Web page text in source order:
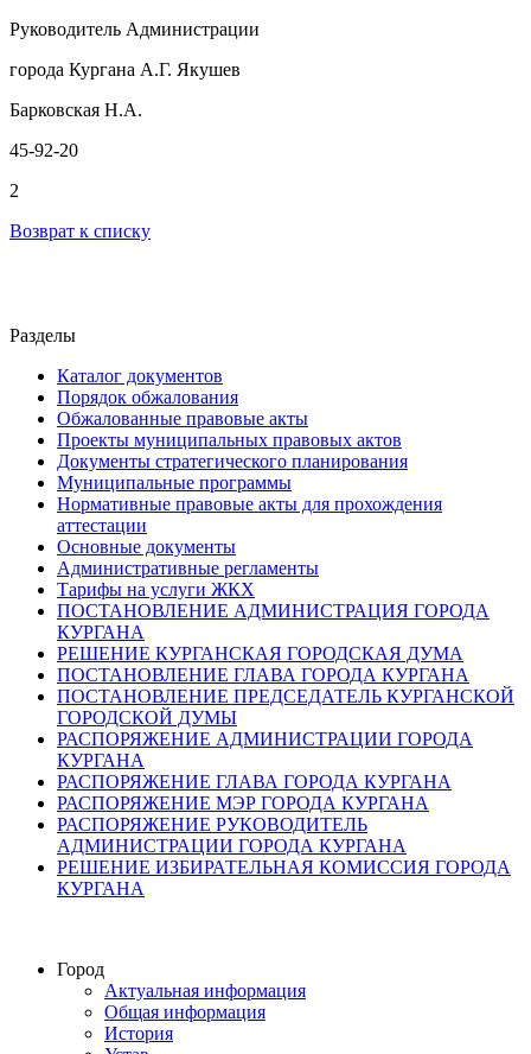
Руководитель Администрации
города Кургана А.Г. Якушев
Барковская Н.А.
45-92-20
2
Возврат к списку
Разделы
Каталог документов
Порядок обжалования
Обжалованные правовые акты
Проекты муниципальных правовых актов
Документы стратегического планирования
Муниципальные программы
Нормативные правовые акты для прохождения
аттестации
Основные документы
Административные регламенты
Тарифы на услуги ЖКХ
ПОСТАНОВЛЕНИЕ АДМИНИСТРАЦИЯ ГОРОДА
КУРГАНА
РЕШЕНИЕ КУРГАНСКАЯ ГОРОДСКАЯ ДУМА
ПОСТАНОВЛЕНИЕ ГЛАВА ГОРОДА КУРГАНА
ПОСТАНОВЛЕНИЕ ПРЕДСЕДАТЕЛЬ КУРГАНСКОЙ
ГОРОДСКОЙ ДУМЫ
РАСПОРЯЖЕНИЕ АДМИНИСТРАЦИИ ГОРОДА
КУРГАНА
РАСПОРЯЖЕНИЕ ГЛАВА ГОРОДА КУРГАНА
РАСПОРЯЖЕНИЕ МЭР ГОРОДА КУРГАНА
РАСПОРЯЖЕНИЕ РУКОВОДИТЕЛЬ
АДМИНИСТРАЦИИ ГОРОДА КУРГАНА
РЕШЕНИЕ ИЗБИРАТЕЛЬНАЯ КОМИССИЯ ГОРОДА
КУРГАНА
Город
Актуальная информация
Общая информация
История